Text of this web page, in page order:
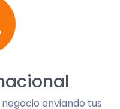
enviando tus